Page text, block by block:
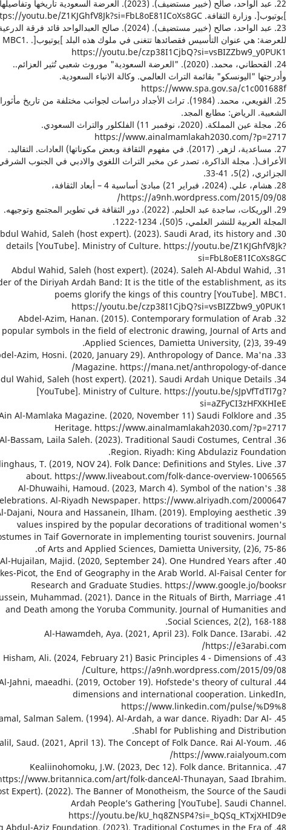
22. عبد الواحد، صالح (خبير مستضيف). (2023). العرضة السعودية تاريخها وتفاصيلها
]يوتيوب[. وزارة الثقافة. https://youtu.be/Z1KJGhfV8Jk?si=FbL8oE81ICoXs8GC
23. عبد الواحد، صالح (خبير مستضيف). (2024). صالح العبدالواحد قائد فرقة
للعرضة: هي عنوان التأسيس فقصائدها تتغنى في ملوك هذه البلد ]يوتيوب[. MBC1.
https://youtu.be/czp38I1CjbQ?si=vsBIZZbw9_y0PUK1
24. القحطاني، محمد. (2020). "العرضة السعودية" موروث شعبي تُثير العزائم..
وأدرجتها "اليونسكو" بقائمة التراث العالمي. وكالة الانباء السعودية.
https://www.spa.gov.sa/c1c001688f
25. القويعي، محمد. (1984). تراث الأجداد دراسات لجوانب مختلفة من تاريخ
الشعبية. الرياض: مطابع المجد.
26. مجلة عين المملكة. (2020، نوفمبر 11) الفلكلور والتراث السعودي.
https://www.ainalmamlakah2030.com/?p=2717
27. مساعدية، لزهر. (2017). في مفهوم الثقافة وبعض مكوناتها) العادات. التقاليد.
الأعراف(. مجلة الذاكرة، تصدر عن مخبر التراث اللغوي والادبي في الجنوب
الجزائري، (2)5، 41-33.
28. هشام، علي. (2024، فبراير 21) مبادئ أساسية 4 – أبعاد الثقافة،
https://a9nh.wordpress.com/2015/09/08/
29. الوريكات، ساجدة عبد الحليم. (2022). دور الثقافة في تطوير المجتمع وتوجيهه.
المجلة العربية للنشر العلمي، 5(50)، 1234-1222.
Abdul Wahid, Saleh (host expert). (2023). Saudi Arad, its history and
details [YouTube]. Ministry of Culture. https://youtu.be/Z1KJGhfV8Jk?
si=FbL8oE81ICoXs8GC
31. Abdul Wahid, Saleh (host expert). (2024). Saleh Al-Abdul Wahid,
of the Diriyah Ardah Band: It is the title of the establishment, as its
poems glorify the kings of this country [YouTube]. MBC1.
https://youtu.be/czp38I1CjbQ?si=vsBIZZbw9_y0PUK1
32. Abdel-Azim, Hanan. (2015). Contemporary formulation of Arab
popular symbols in the field of electronic drawing, Journal of Arts and
Applied Sciences, Damietta University, (2)3, 39-49.
Abdel-Azim, Hosni. (2020, January 29). Anthropology of Dance. Ma'na
Magazine. https://mana.net/anthropology-of-dance/
Abdul Wahid, Saleh (host expert). (2021). Saudi Ardah Unique Details
[YouTube]. Ministry of Culture. https://youtu.be/sJpVfTdTl7g?
si=aZFyCI3zHFXKHIeE
Ain Al-Mamlaka Magazine. (2020, November 11) Saudi Folklore and
Heritage. https://www.ainalmamlakah2030.com/?p=2717
36. Al-Bassam, Laila Saleh. (2023). Traditional Saudi Costumes, Central
Region. Riyadh: King Abdulaziz Foundation.
T. (2019, NOV 24). Folk Dance: Definitions and Styles. Live
about. https://www.liveabout.com/folk-dance-overview-1006565
38. Al-Dhuwaihi, Hamoud. (2023, March 4). Symbol of the nation's
Al-Riyadh Newspaper. https://www.alriyadh.com/2000647
Al-Dajani, Noura and Hassanein, Ilham. (2019). Employing aesthetic
values inspired by the popular decorations of traditional women's
in Taif Governorate in implementing tourist souvenirs. Journal
of Arts and Applied Sciences, Damietta University, (2)6, 75-86.
40. Al-Hujailan, Majid. (2020, September 24). One Hundred Years after
Picot, the End of Geography in the Arab World. Al-Faisal Center for
Research and Graduate Studies. https://www.google.jo/booksr
Hussein, Muhammad. (2021). Dance in the Rituals of Birth, Marriage
and Death among the Yoruba Community. Journal of Humanities and
Social Sciences, 2(2), 168-188.
42. Al-Hawamdeh, Aya. (2021, April 23). Folk Dance. I3arabi.
https://e3arabi.com/
43. Hisham, Ali. (2024, February 21) Basic Principles 4 - Dimensions of
Culture, https://a9nh.wordpress.com/2015/09/08/
Al-Jahni, maeadhi. (2019, October 19). Hofstede's theory of cultural
dimensions and international cooperation. LinkedIn,
https://www.linkedin.com/pulse/%D9%8
Jamal, Salman Salem. (1994). Al-Ardah, a war dance. Riyadh: Dar Al-
Shabl for Publishing and Distribution.
Khalil, Saud. (2021, April 13). The Concept of Folk Dance. Rai Al-Youm.
https://www.raialyoum.com/
47. Kealiinohomoku, J.W. (2023, Dec 12). Folk dance. Britannica.
www.britannica.com/art/folk-danceAl-Thunayan, Saad Ibrahim.
Expert). (2022). The Banner of Monotheism, the Source of the Saudi
Ardah People’s Gathering [YouTube]. Saudi Channel.
https://youtu.be/kU_hq8ZNSP4?si=_bQSq_KTxjXHID9e
Abdul-Aziz Foundation. (2023), Traditional Costumes in the Era of